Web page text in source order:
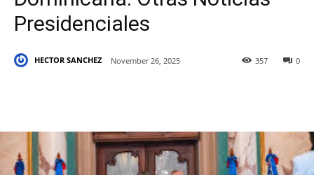
Presidenciales
HECTOR SANCHEZ November 26, 2025 0
357